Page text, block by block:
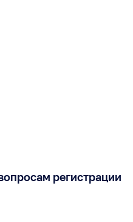
регистрации